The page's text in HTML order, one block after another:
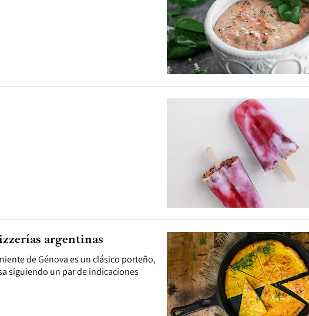
de Génova es un clásico porteño,
siguiendo un par de indicaciones
argentinas